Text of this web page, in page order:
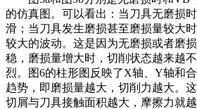
的仿真图。可以看出：当刀具无磨损
滑；当刀具发生磨损甚至磨损量较大
较大的波动。这是因为无磨损或者磨
稳，磨损量增大时，切削状态越来越
烈。图6的柱形图反映了X轴、Y轴和
趋势，即磨损量越大，切削力越大。
切屑与刀具接触面积越大，摩擦力就